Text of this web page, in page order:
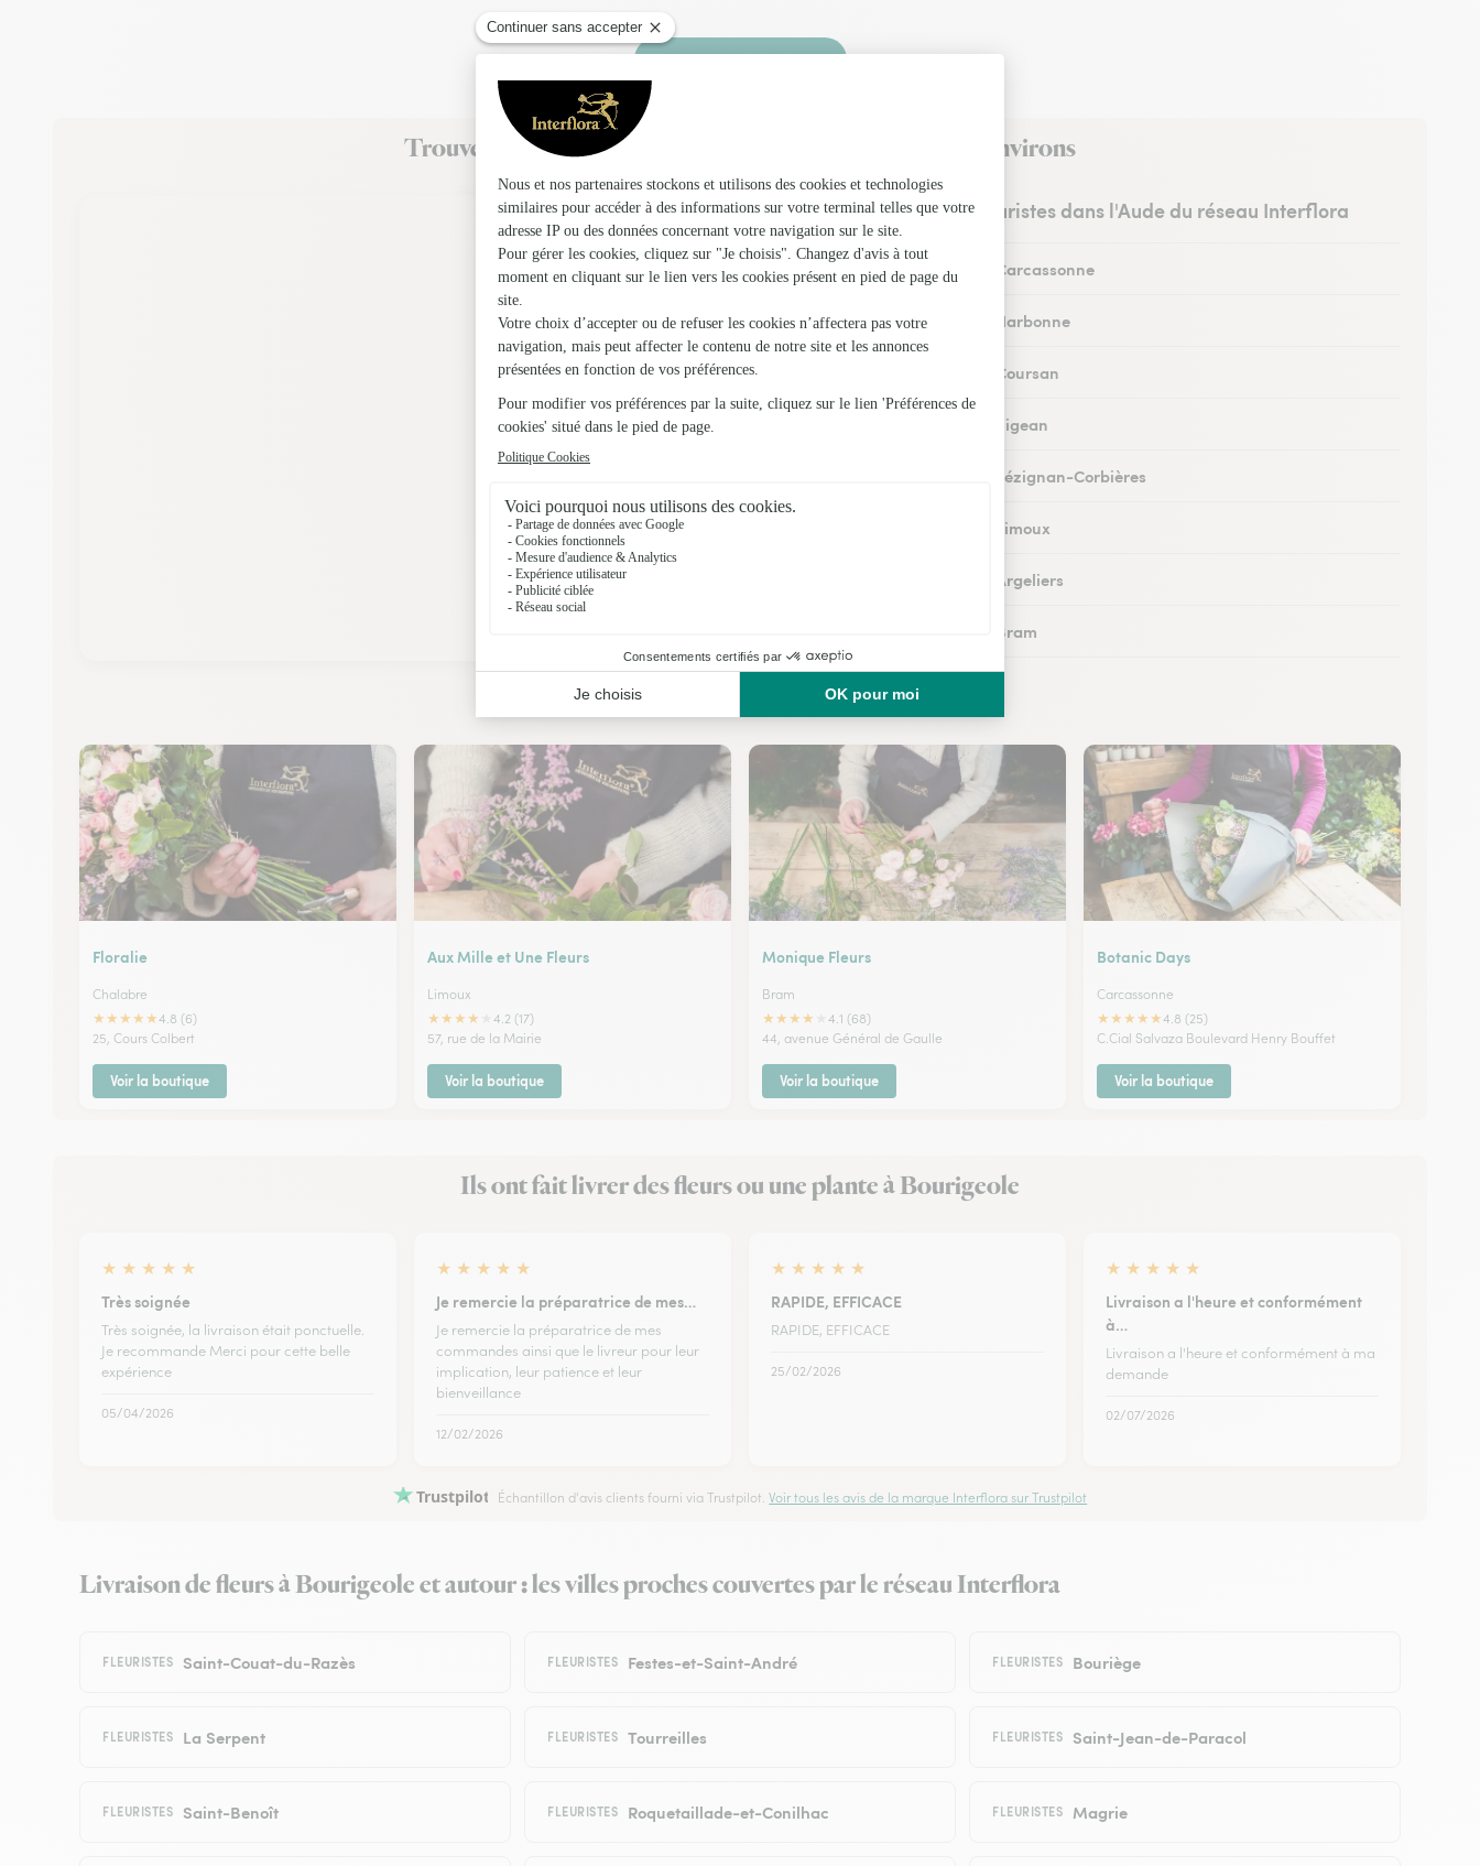
Faire livrer des fleurs
Trouvez un fleuriste Interflora à Bourigeole et dans ses environs
Les fleuristes dans l'Aude du réseau Interflora
Fleuristes à Carcassonne
Fleuristes à Narbonne
Fleuristes à Coursan
Fleuristes à Sigean
Fleuristes à Lézignan-Corbières
Fleuristes à Limoux
Fleuristes à Argeliers
Fleuristes à Bram
Nos fleuristes à Bourigeole
Floralie
Chalabre
★★★★★4.8 (6)
25, Cours Colbert
Voir la boutique
Aux Mille et Une Fleurs
Limoux
★★★★
4.2 (17)
57, rue de la Mairie
Voir la boutique
Monique Fleurs
Bram
★★★★
4.1 (68)
44, avenue Général de Gaulle
Voir la boutique
Botanic Days
Carcassonne
★★★★★4.8 (25)
C.Cial Salvaza Boulevard Henry Bouffet
Voir la boutique
Ils ont fait livrer des fleurs ou une plante à Bourigeole
★ ★ ★ ★ ★
Très soignée
Très soignée, la livraison était ponctuelle.
Je recommande Merci pour cette belle
expérience
05/04/2026
★ ★ ★ ★ ★
Je remercie la préparatrice de mes…
Je remercie la préparatrice de mes
commandes ainsi que le livreur pour leur
implication, leur patience et leur
bienveillance
12/02/2026
★ ★ ★ ★ ★
RAPIDE, EFFICACE
RAPIDE, EFFICACE
25/02/2026
★ ★ ★ ★ ★
Livraison a l'heure et conformément
à…
Livraison a l'heure et conformément à ma
demande
02/07/2026
Trustpilot Échantillon d'avis clients fourni via Trustpilot.Voir tous les avis de la marque Interflora sur Trustpilot
Livraison de fleurs à Bourigeole et autour : les villes proches couvertes par le réseau Interflora
FLEURISTES Saint-Couat-du-Razès FLEURISTES Festes-et-Saint-André FLEURISTES Bouriège
FLEURISTES La Serpent FLEURISTES Tourreilles FLEURISTES Saint-Jean-de-Paracol
FLEURISTES Saint-Benoît FLEURISTES Roquetaillade-et-Conilhac FLEURISTES Magrie